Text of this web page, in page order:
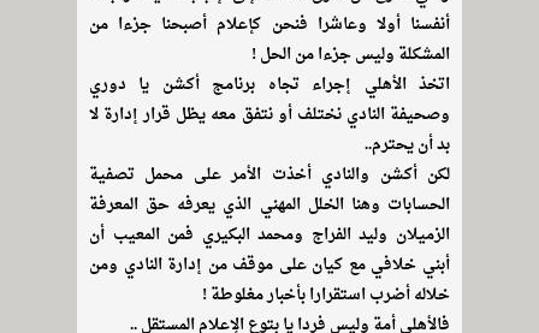
أنفسنا أولا وعاشرا فنحن كإعلام أصبحنا جزءا من
المشكلة وليس جزءا من الحل !
اتخذ الأهلي إجراء تجاه برنامج أكشن يا دوري
وصحيفة النادي نختلف أو نتفق معه يظل قرار إدارة لا
بد أن يحترم..
لكن أكشن والنادي أخذت الأمر على محمل تصفية
الحسابات وهنا الخلل المهني الذي يعرفه حق المعرفة
الزميلان وليد الفراج ومحمد البكيري فمن المعيب أن
أبني خلافي مع كيان على موقف من إدارة النادي ومن
خلاله أضرب استقرارا بأخبار مغلوطة !
فالأهلي أمة وليس فردا يا بتوع الإعلام المستقل ..